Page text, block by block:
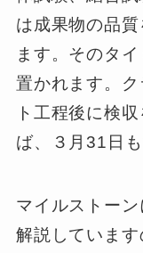
は成果物の品
ます。そのタ
置かれます。
ト工程後に検
ば、３月31日
マイルストー
解説しています